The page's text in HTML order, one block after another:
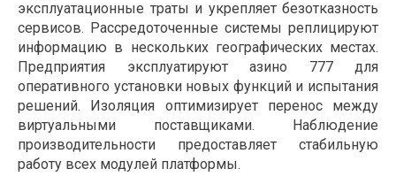
эксплуатационные траты и укрепляет безотказность
сервисов. Рассредоточенные системы реплицируют
информацию в нескольких географических местах.
Предприятия эксплуатируют азино 777 для
оперативного установки новых функций и испытания
решений. Изоляция оптимизирует перенос между
виртуальными поставщиками. Наблюдение
производительности предоставляет стабильную
работу всех модулей платформы.